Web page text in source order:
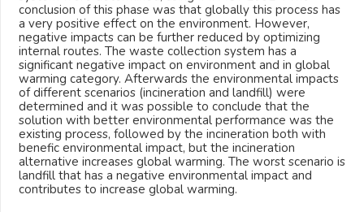
conclusion of this phase was that globally this process has
a very positive effect on the environment. However,
negative impacts can be further reduced by optimizing
internal routes. The waste collection system has a
significant negative impact on environment and in global
warming category. Afterwards the environmental impacts
of different scenarios (incineration and landfill) were
determined and it was possible to conclude that the
solution with better environmental performance was the
existing process, followed by the incineration both with
benefic environmental impact, but the incineration
alternative increases global warming. The worst scenario is
landfill that has a negative environmental impact and
contributes to increase global warming.